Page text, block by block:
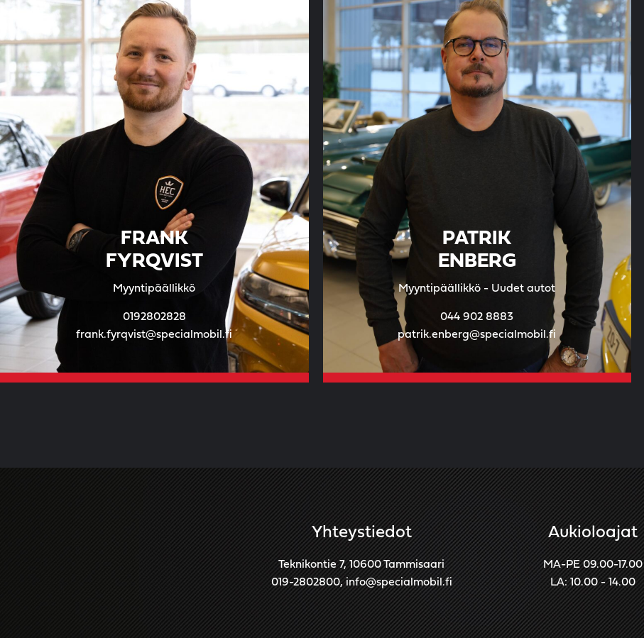
FRANK
FYRQVIST
Myyntipäällikkö
0192802828
frank.fyrqvist@specialmobil.fi
PATRIK
ENBERG
Myyntipäällikkö - Uudet autot
044 902 8883
patrik.enberg@specialmobil.fi
Yhteystiedot
Teknikontie 7, 10600 Tammisaari
019-2802800,info@specialmobil.fi
Aukioloajat
MA-PE 09.00-17.00
LA: 10.00 - 14.00